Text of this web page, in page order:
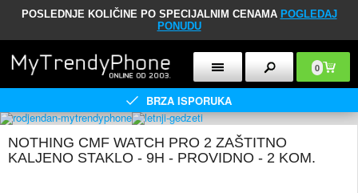
POSLEDNJE KOLIČINE PO SPECIJALNIM CENAMA POGLEDAJ
PONUDU
0
BRZA ISPORUKA
NOTHING CMF WATCH PRO 2 ZAŠTITNO
KALJENO STAKLO - 9H - PROVIDNO - 2 KOM.